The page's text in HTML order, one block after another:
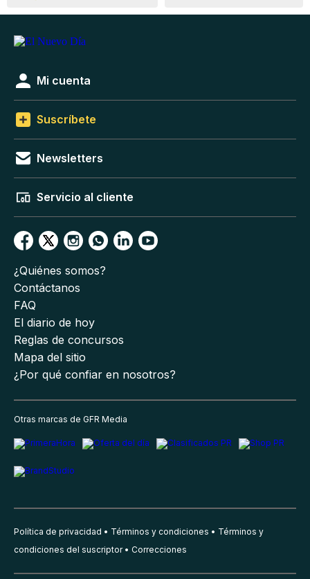
Mi cuenta
Suscríbete
Newsletters
Servicio al cliente
¿Quiénes somos?
Contáctanos
FAQ
El diario de hoy
Reglas de concursos
Mapa del sitio
¿Por qué confiar en nosotros?
Otras marcas de GFR Media
Política de privacidad Términos y condiciones
Términos y
condiciones del suscriptor
Correcciones